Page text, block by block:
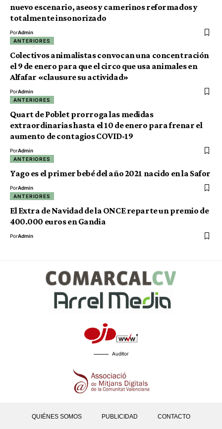
nuevo escenario, aseos y camerinos reformados y
totalmente insonorizado
PorAdmin
ANTERIORES
Colectivos animalistas convocan una concentración
el 9 de enero para que el circo que usa animales en
Alfafar «clausure su actividad»
PorAdmin
ANTERIORES
Quart de Poblet prorroga las medidas
extraordinarias hasta el 10 de enero para frenar el
aumento de contagios COVID-19
PorAdmin
ANTERIORES
Yago es el primer bebé del año 2021 nacido en la Safor
PorAdmin
ANTERIORES
El Extra de Navidad de la ONCE reparte un premio de
400.000 euros en Gandia
PorAdmin
Auditor
QUIÉNES SOMOS PUBLICIDAD CONTACTO